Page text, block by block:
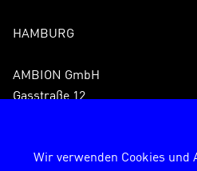
Wir verwenden Cookies und
HAMBURG
AMBION GmbH
Gasstraße 12
Fax +49 40 8550758599